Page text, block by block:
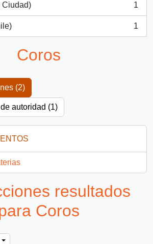
Ciudad) 1
1
Coros
(2)
autoridad (1)
resultados
Coros